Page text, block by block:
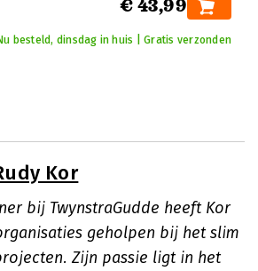
€ 43,99
besteld, dinsdag in huis | Gratis verzonden
Kor
bij TwynstraGudde heeft Kor
geholpen bij het slim
Zijn passie ligt in het